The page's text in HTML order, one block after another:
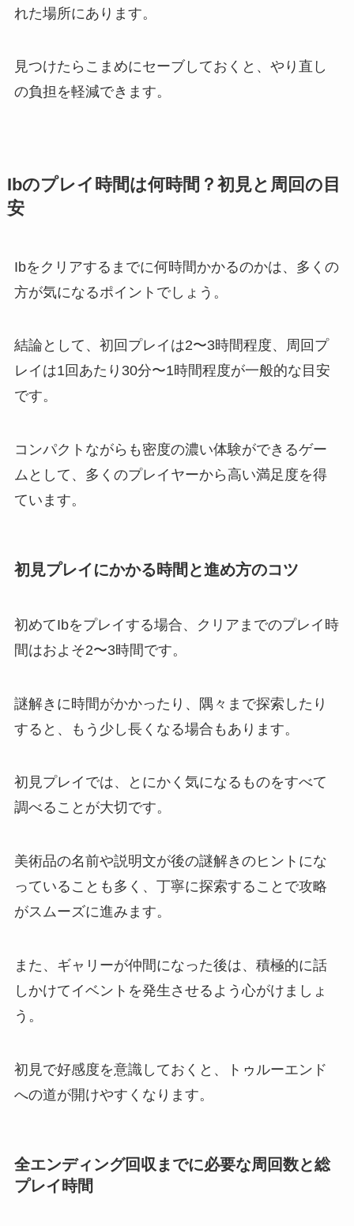
れた場所にあります。
見つけたらこまめにセーブしておくと、やり直し
の負担を軽減できます。
Ibのプレイ時間は何時間？初見と周回の目
安
Ibをクリアするまでに何時間かかるのかは、多くの
方が気になるポイントでしょう。
結論として、初回プレイは2〜3時間程度、周回プ
レイは1回あたり30分〜1時間程度が一般的な目安
です。
コンパクトながらも密度の濃い体験ができるゲー
ムとして、多くのプレイヤーから高い満足度を得
ています。
初見プレイにかかる時間と進め方のコツ
初めてIbをプレイする場合、クリアまでのプレイ時
間はおよそ2〜3時間です。
謎解きに時間がかかったり、隅々まで探索したり
すると、もう少し長くなる場合もあります。
初見プレイでは、とにかく気になるものをすべて
調べることが大切です。
美術品の名前や説明文が後の謎解きのヒントにな
っていることも多く、丁寧に探索することで攻略
がスムーズに進みます。
また、ギャリーが仲間になった後は、積極的に話
しかけてイベントを発生させるよう心がけましょ
う。
初見で好感度を意識しておくと、トゥルーエンド
への道が開けやすくなります。
全エンディング回収までに必要な周回数と総
プレイ時間